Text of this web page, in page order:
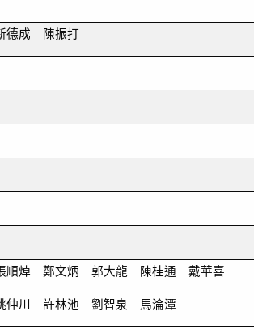
成 陳振打
順焯 鄭文炳 郭大龍 陳桂通 戴華喜
川 許林池 劉智泉 馬淪潭